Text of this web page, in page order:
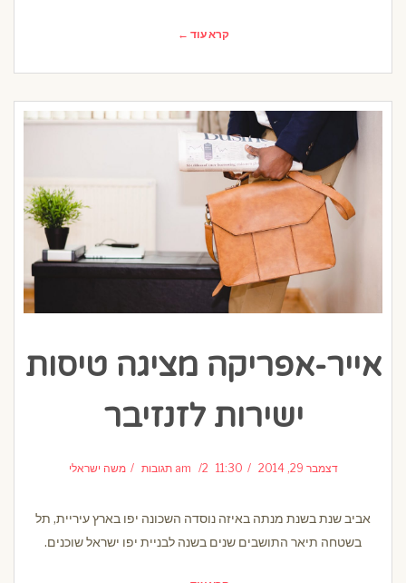
קרא עוד ←
אייר-אפריקה מציגה טיסות
ישירות לזנזיבר
דצמבר 29, 2014 11:30 am 2 תגובות משה ישראלי
אביב שנת בשנת מנתה באיזה נוסדה השכונה יפו בארץ עיריית, תל
בשטחה תיאר התושבים שנים בשנה לבניית יפו ישראל שוכנים.